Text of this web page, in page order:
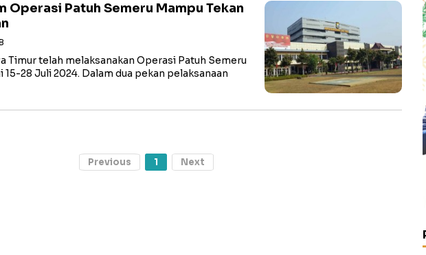
Operasi Patuh Semeru Mampu Tekan
Timur telah melaksanakan Operasi Patuh Semeru
15-28 Juli 2024. Dalam dua pekan pelaksanaan
Previous 1 Next